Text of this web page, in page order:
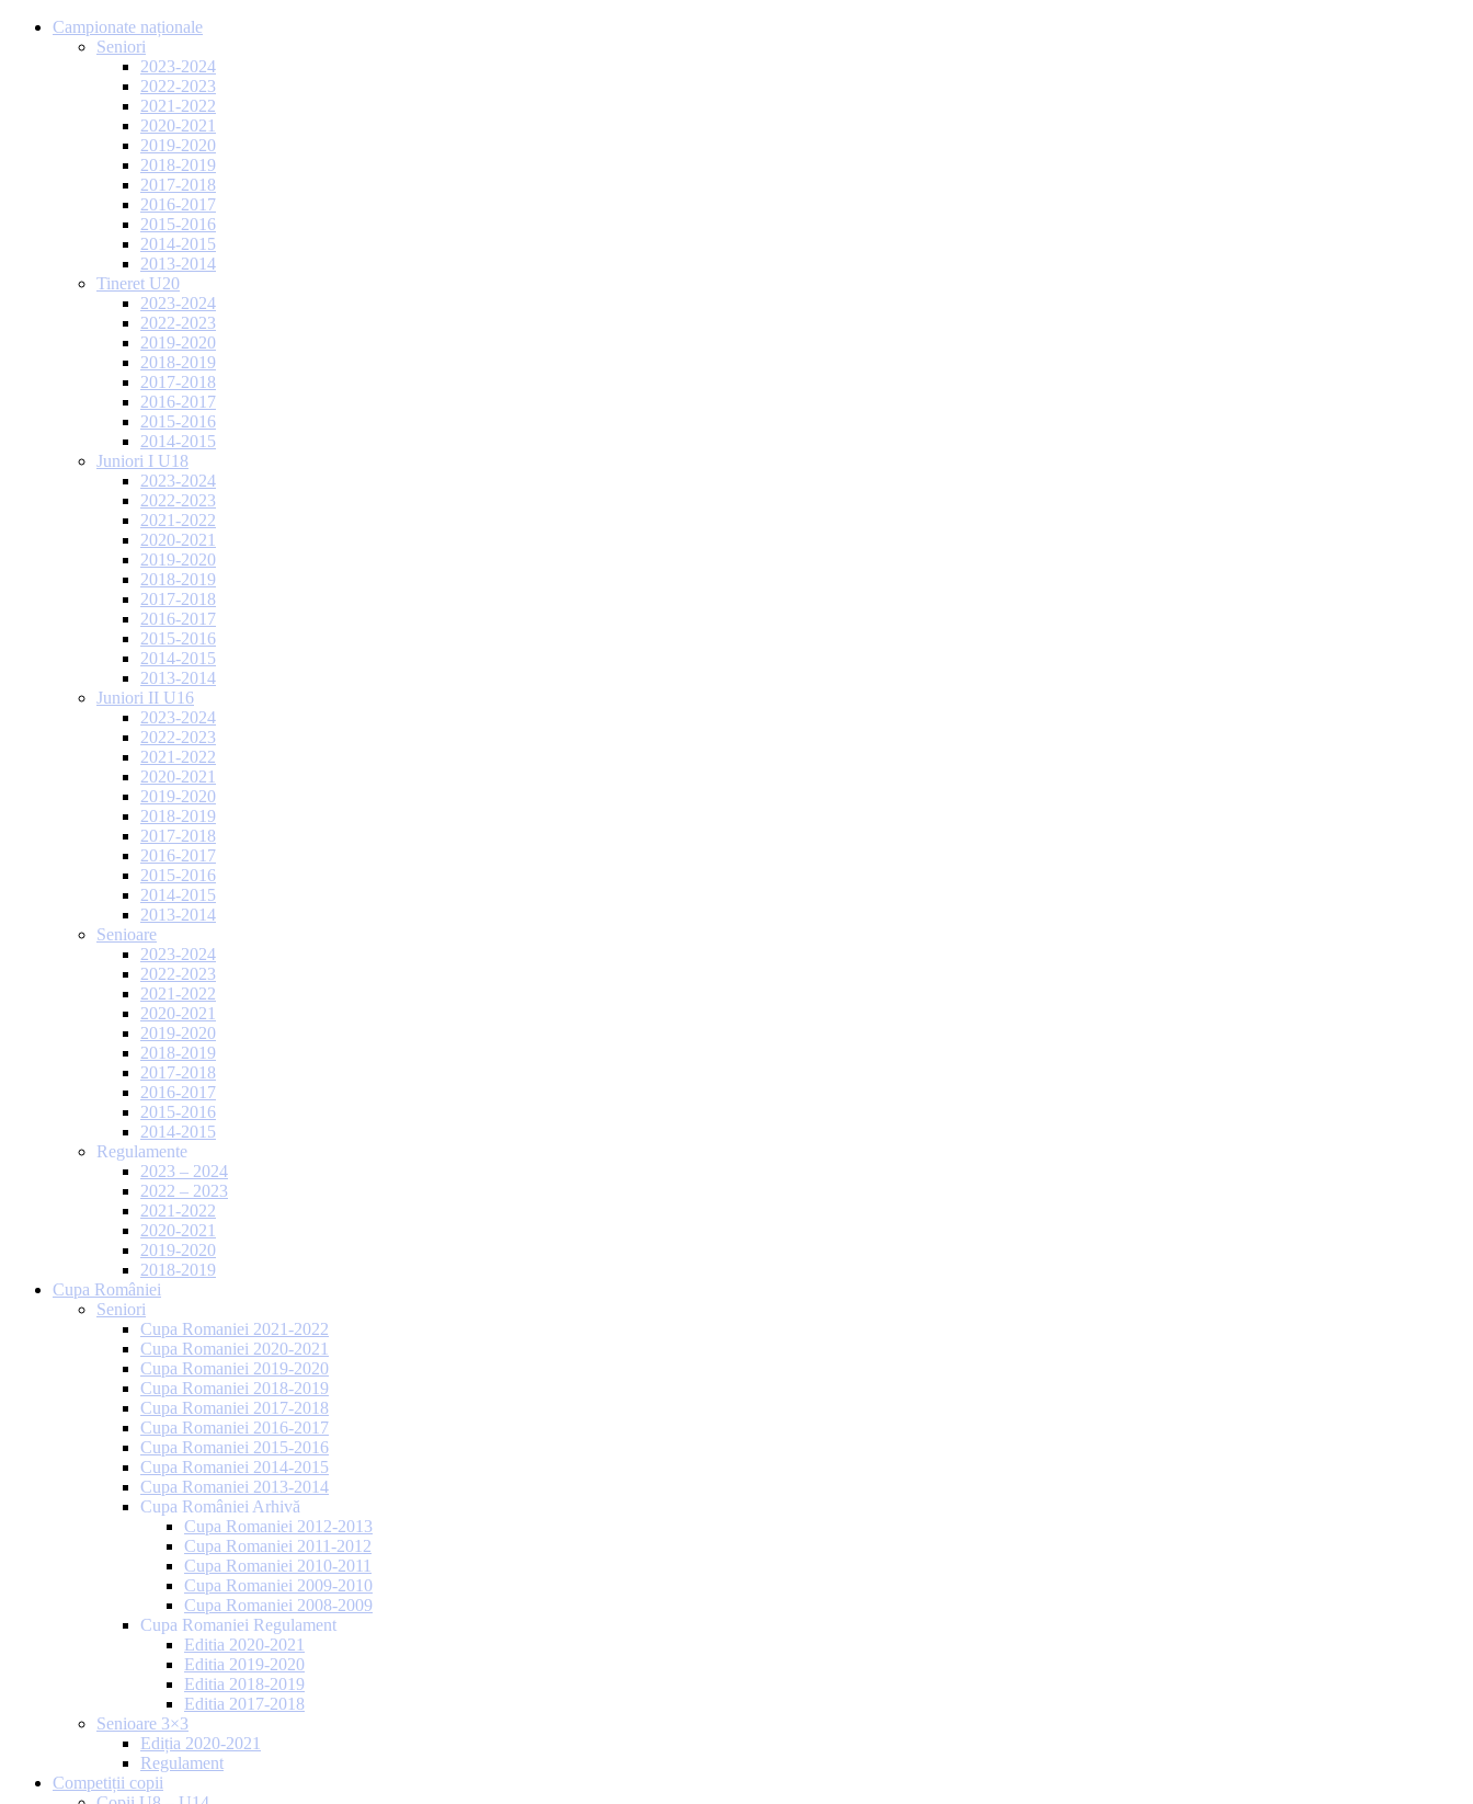
Campionate naționale
Seniori
2023-2024
2022-2023
2021-2022
2020-2021
2019-2020
2018-2019
2017-2018
2016-2017
2015-2016
2014-2015
2013-2014
Tineret U20
2023-2024
2022-2023
2019-2020
2018-2019
2017-2018
2016-2017
2015-2016
2014-2015
Juniori I U18
2023-2024
2022-2023
2021-2022
2020-2021
2019-2020
2018-2019
2017-2018
2016-2017
2015-2016
2014-2015
2013-2014
Juniori II U16
2023-2024
2022-2023
2021-2022
2020-2021
2019-2020
2018-2019
2017-2018
2016-2017
2015-2016
2014-2015
2013-2014
Senioare
2023-2024
2022-2023
2021-2022
2020-2021
2019-2020
2018-2019
2017-2018
2016-2017
2015-2016
2014-2015
Regulamente
2023 – 2024
2022 – 2023
2021-2022
2020-2021
2019-2020
2018-2019
Cupa României
Seniori
Cupa Romaniei 2021-2022
Cupa Romaniei 2020-2021
Cupa Romaniei 2019-2020
Cupa Romaniei 2018-2019
Cupa Romaniei 2017-2018
Cupa Romaniei 2016-2017
Cupa Romaniei 2015-2016
Cupa Romaniei 2014-2015
Cupa Romaniei 2013-2014
Cupa României Arhivă
Cupa Romaniei 2012-2013
Cupa Romaniei 2011-2012
Cupa Romaniei 2010-2011
Cupa Romaniei 2009-2010
Cupa Romaniei 2008-2009
Cupa Romaniei Regulament
Editia 2020-2021
Editia 2019-2020
Editia 2018-2019
Editia 2017-2018
Senioare 3×3
Ediția 2020-2021
Regulament
Competiții copii